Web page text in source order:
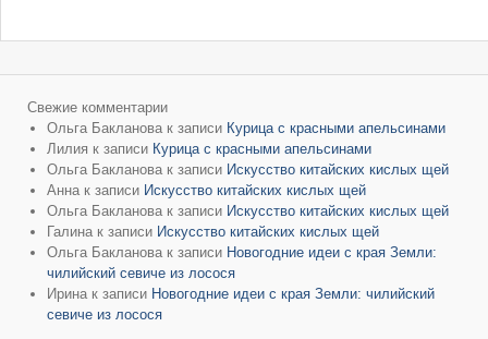
Свежие комментарии
Ольга Бакланова к записи Курица с красными апельсинами
Лилия к записи Курица с красными апельсинами
Ольга Бакланова к записи Искусство китайских кислых щей
Анна к записи Искусство китайских кислых щей
Ольга Бакланова к записи Искусство китайских кислых щей
Галина к записи Искусство китайских кислых щей
Ольга Бакланова к записи Новогодние идеи с края Земли:
чилийский севиче из лосося
Ирина к записи Новогодние идеи с края Земли: чилийский
севиче из лосося